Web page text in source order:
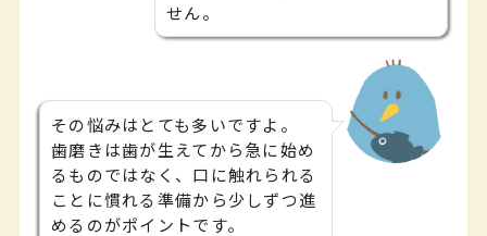
せん。
その悩みはとても多いですよ。
歯磨きは歯が生えてから急に始め
るものではなく、口に触れられる
ことに慣れる準備から少しずつ進
めるのがポイントです。